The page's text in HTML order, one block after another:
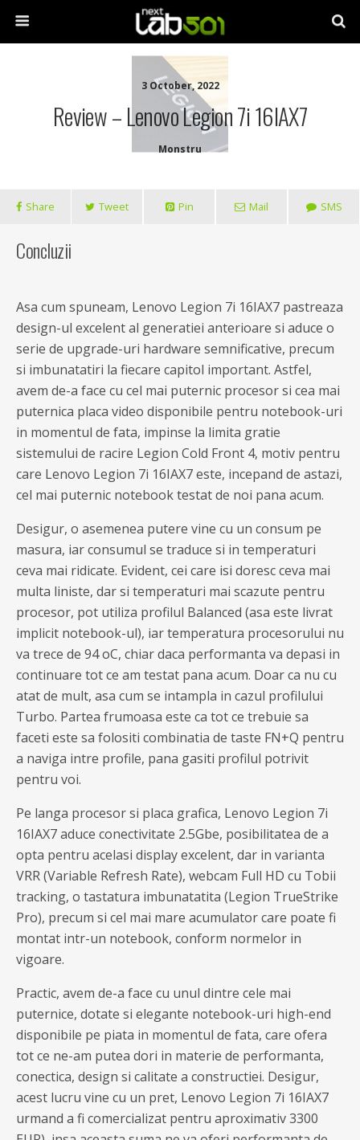
3 October, 2022
Review – Lenovo Legion 7i 16IAX7
Monstru
Share Tweet Pin Mail SMS
Concluzii
Asa cum spuneam, Lenovo Legion 7i 16IAX7 pastreaza
design-ul excelent al generatiei anterioare si aduce o
serie de upgrade-uri hardware semnificative, precum
si imbunatatiri la fiecare capitol important. Astfel,
avem de-a face cu cel mai puternic procesor si cea mai
puternica placa video disponibile pentru notebook-uri
in momentul de fata, impinse la limita gratie
sistemului de racire Legion Cold Front 4, motiv pentru
care Lenovo Legion 7i 16IAX7 este, incepand de astazi,
cel mai puternic notebook testat de noi pana acum.
Desigur, o asemenea putere vine cu un consum pe
masura, iar consumul se traduce si in temperaturi
ceva mai ridicate. Evident, cei care isi doresc ceva mai
multa liniste, dar si temperaturi mai scazute pentru
procesor, pot utiliza profilul Balanced (asa este livrat
implicit notebook-ul), iar temperatura procesorului nu
va trece de 94 oC, chiar daca performanta va depasi in
continuare tot ce am testat pana acum. Doar ca nu cu
atat de mult, asa cum se intampla in cazul profilului
Turbo. Partea frumoasa este ca tot ce trebuie sa
faceti este sa folositi combinatia de taste FN+Q pentru
a naviga intre profile, pana gasiti profilul potrivit
pentru voi.
Pe langa procesor si placa grafica, Lenovo Legion 7i
16IAX7 aduce conectivitate 2.5Gbe, posibilitatea de a
opta pentru acelasi display excelent, dar in varianta
VRR (Variable Refresh Rate), webcam Full HD cu Tobii
tracking, o tastatura imbunatatita (Legion TrueStrike
Pro), precum si cel mai mare acumulator care poate fi
montat intr-un notebook, conform normelor in
vigoare.
Practic, avem de-a face cu unul dintre cele mai
puternice, dotate si elegante notebook-uri high-end
disponibile pe piata in momentul de fata, care ofera
tot ce ne-am putea dori in materie de performanta,
conectica, design si calitate a constructiei. Desigur,
acest lucru vine cu un pret, Lenovo Legion 7i 16IAX7
urmand a fi comercializat pentru aproximativ 3300